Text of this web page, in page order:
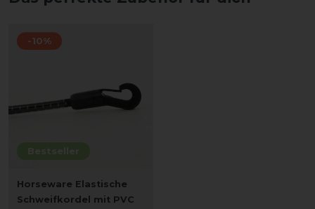
Bestseller
-10%
Horseware Elastische
Schweifkordel mit PVC